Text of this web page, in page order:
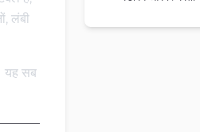
लंबी
यह सब